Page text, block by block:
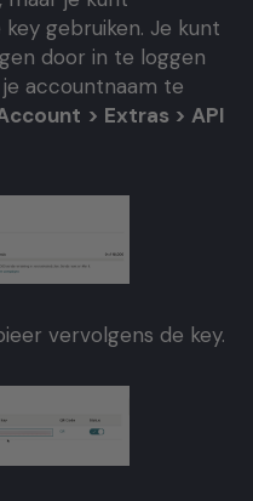
gebruiken. Je kunt
door in te loggen
accountnaam te
> Extras > API
vervolgens de key.